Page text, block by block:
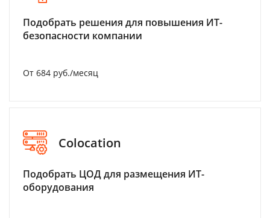
Подобрать решения для повышения ИТ-
безопасности компании
От 684 руб./месяц
Colocation
Подобрать ЦОД для размещения ИТ-
оборудования